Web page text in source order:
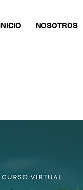
INICIO NOSOTROS